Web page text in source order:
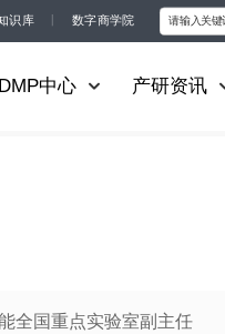
识库 数字商学院
DMP中心 产研资讯
全国重点实验室副主任